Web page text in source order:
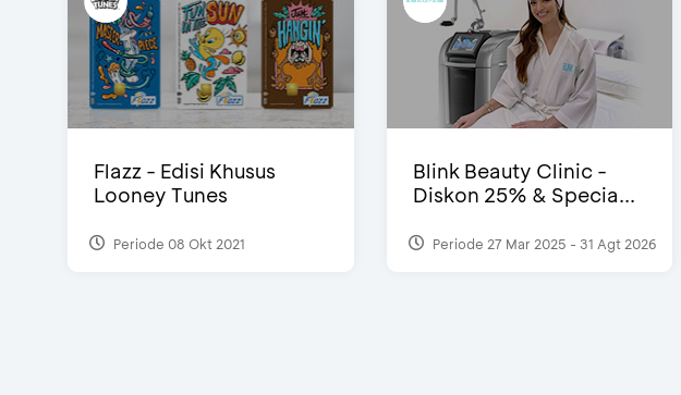
Flazz - Edisi Khusus
Looney Tunes
Periode 08 Okt 2021
Blink Beauty Clinic -
Diskon 25% & Specia...
Periode 27 Mar 2025 - 31 Agt 2026